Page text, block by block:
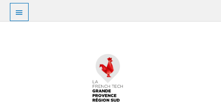
Aller
contenu
Au
dessus
principal